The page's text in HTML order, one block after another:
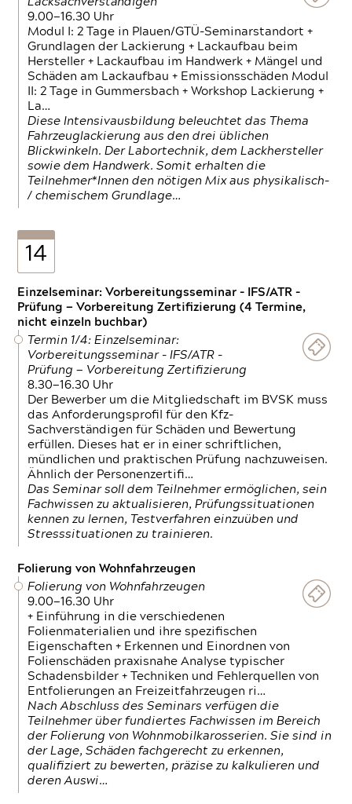
9.00—16.30 Uhr
Modul I: 2 Tage in Plauen/GTÜ-Seminarstandort +
Grundlagen der Lackierung + Lackaufbau beim
Hersteller + Lackaufbau im Handwerk + Mängel und
Schäden am Lackaufbau + Emissionsschäden Modul
II: 2 Tage in Gummersbach + Workshop Lackierung +
La…
Diese Intensivausbildung beleuchtet das Thema
Fahrzeuglackierung aus den drei üblichen
Blickwinkeln. Der Labortechnik, dem Lackhersteller
sowie dem Handwerk. Somit erhalten die
Teilnehmer*Innen den nötigen Mix aus physikalisch-
/ chemischem Grundlage…
14
Einzelseminar: Vorbereitungsseminar - IFS/ATR -
Prüfung — Vorbereitung Zertifizierung (4 Termine,
nicht einzeln buchbar)
Termin 1/4: Einzelseminar:
Vorbereitungsseminar - IFS/ATR -
Prüfung — Vorbereitung Zertifizierung
8.30—16.30 Uhr
Der Bewerber um die Mitgliedschaft im BVSK muss
das Anforderungsprofil für den Kfz-
Sachverständigen für Schäden und Bewertung
erfüllen. Dieses hat er in einer schriftlichen,
mündlichen und praktischen Prüfung nachzuweisen.
Ähnlich der Personenzertifi…
Das Seminar soll dem Teilnehmer ermöglichen, sein
Fachwissen zu aktualisieren, Prüfungssituationen
kennen zu lernen, Testverfahren einzuüben und
Stresssituationen zu trainieren.
Folierung von Wohnfahrzeugen
Folierung von Wohnfahrzeugen
9.00—16.30 Uhr
+ Einführung in die verschiedenen
Folienmaterialien und ihre spezifischen
Eigenschaften + Erkennen und Einordnen von
Folienschäden praxisnahe Analyse typischer
Schadensbilder + Techniken und Fehlerquellen von
Entfolierungen an Freizeitfahrzeugen ri…
Nach Abschluss des Seminars verfügen die
Teilnehmer über fundiertes Fachwissen im Bereich
der Folierung von Wohnmobilkarosserien. Sie sind in
der Lage, Schäden fachgerecht zu erkennen,
qualifiziert zu bewerten, präzise zu kalkulieren und
deren Auswi…